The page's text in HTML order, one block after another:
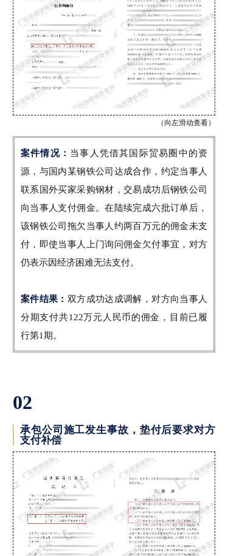
（向左滑动查看）
案件情况： 当事人凭借其国际贸易圈中的资
源，与国内某钢铁公司达成合作，约定当事人
联系国外买家采购钢材，交易成功后钢铁公司
向当事人支付佣金。在陆续完成六批订单后，
该钢铁公司拖欠当事人约两百万元的佣金未支
付，即使当事人上门询问佣金欠付事宜，对方
仍表示因经济困难无法支付。
案件结果： 双方成功达成调解，对方向当事人
分期支付共122万元人民币的佣金，目前已履
行第1期。
02
承包公司施工发生事故，垫付后要求对方
支付补偿